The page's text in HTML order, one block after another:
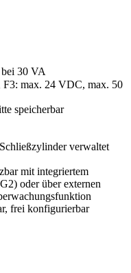
30 VA
F3: max. 24 VDC, max. 50
speicherbar
verwaltet
mit integriertem
oder über externen
frei konfigurierbar